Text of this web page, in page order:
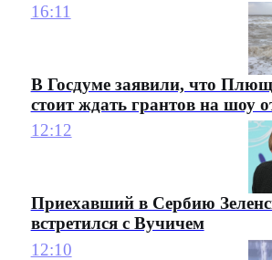
16:11
В Госдуме заявили, что
стоит ждать грантов на шоу
12:12
Приехавший в Сербию
встретился с Вучичем
12:10